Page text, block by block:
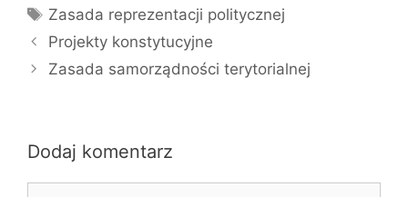
Tagi
Zasada reprezentacji politycznej
Projekty konstytucyjne
Zasada samorządności terytorialnej
Dodaj komentarz